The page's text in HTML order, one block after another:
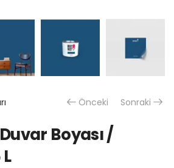
Önceki Sonraki
Boyası /